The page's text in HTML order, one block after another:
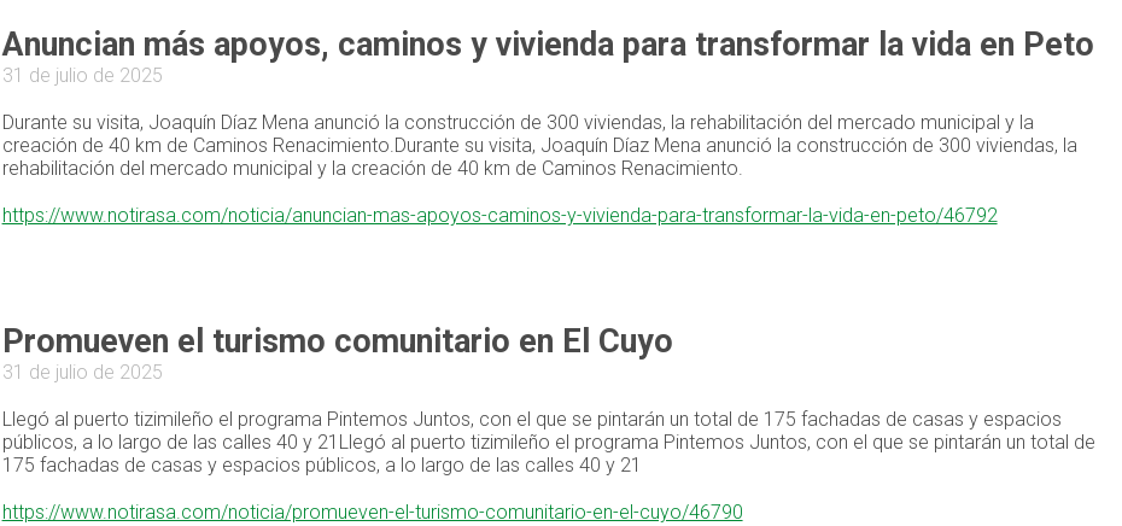
Anuncian más apoyos, caminos y vivienda para transformar la vida en Peto
31 de julio de 2025
Durante su visita, Joaquín Díaz Mena anunció la construcción de 300 viviendas, la rehabilitación del mercado municipal y la
creación de 40 km de Caminos Renacimiento.Durante su visita, Joaquín Díaz Mena anunció la construcción de 300 viviendas, la
rehabilitación del mercado municipal y la creación de 40 km de Caminos Renacimiento.
https://www.notirasa.com/noticia/anuncian-mas-apoyos-caminos-y-vivienda-para-transformar-la-vida-en-peto/46792
Promueven el turismo comunitario en El Cuyo
31 de julio de 2025
Llegó al puerto tizimileño el programa Pintemos Juntos, con el que se pintarán un total de 175 fachadas de casas y espacios
públicos, a lo largo de las calles 40 y 21Llegó al puerto tizimileño el programa Pintemos Juntos, con el que se pintarán un total de
175 fachadas de casas y espacios públicos, a lo largo de las calles 40 y 21
https://www.notirasa.com/noticia/promueven-el-turismo-comunitario-en-el-cuyo/46790